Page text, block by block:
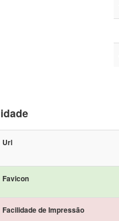
Url
Favicon
Facilidade de Impressão